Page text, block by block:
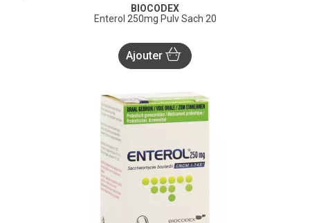
BIOCODEX
Enterol 250mg Pulv Sach 20
Ajouter